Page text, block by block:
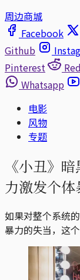
周边商城
Facebook
Github
Pinterest
Whatsapp
电影
风物
专题
《小丑》
力激发个体
如果对整个系统
暴力的失当，这